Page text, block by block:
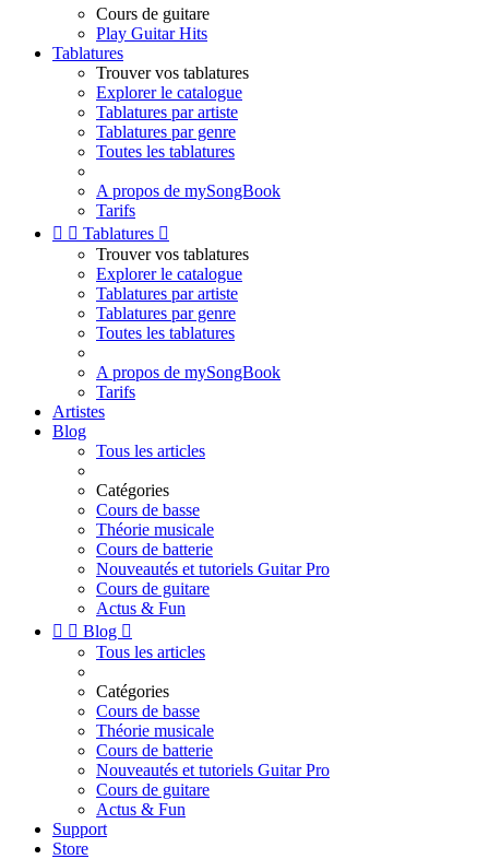
Cours de guitare
Play Guitar Hits
Tablatures
Trouver vos tablatures
Explorer le catalogue
Tablatures par artiste
Tablatures par genre
Toutes les tablatures
A propos de mySongBook
Tarifs
  Tablatures 
Trouver vos tablatures
Explorer le catalogue
Tablatures par artiste
Tablatures par genre
Toutes les tablatures
A propos de mySongBook
Tarifs
Artistes
Blog
Tous les articles
Catégories
Cours de basse
Théorie musicale
Cours de batterie
Nouveautés et tutoriels Guitar Pro
Cours de guitare
Actus & Fun
  Blog 
Tous les articles
Catégories
Cours de basse
Théorie musicale
Cours de batterie
Nouveautés et tutoriels Guitar Pro
Cours de guitare
Actus & Fun
Support
Store